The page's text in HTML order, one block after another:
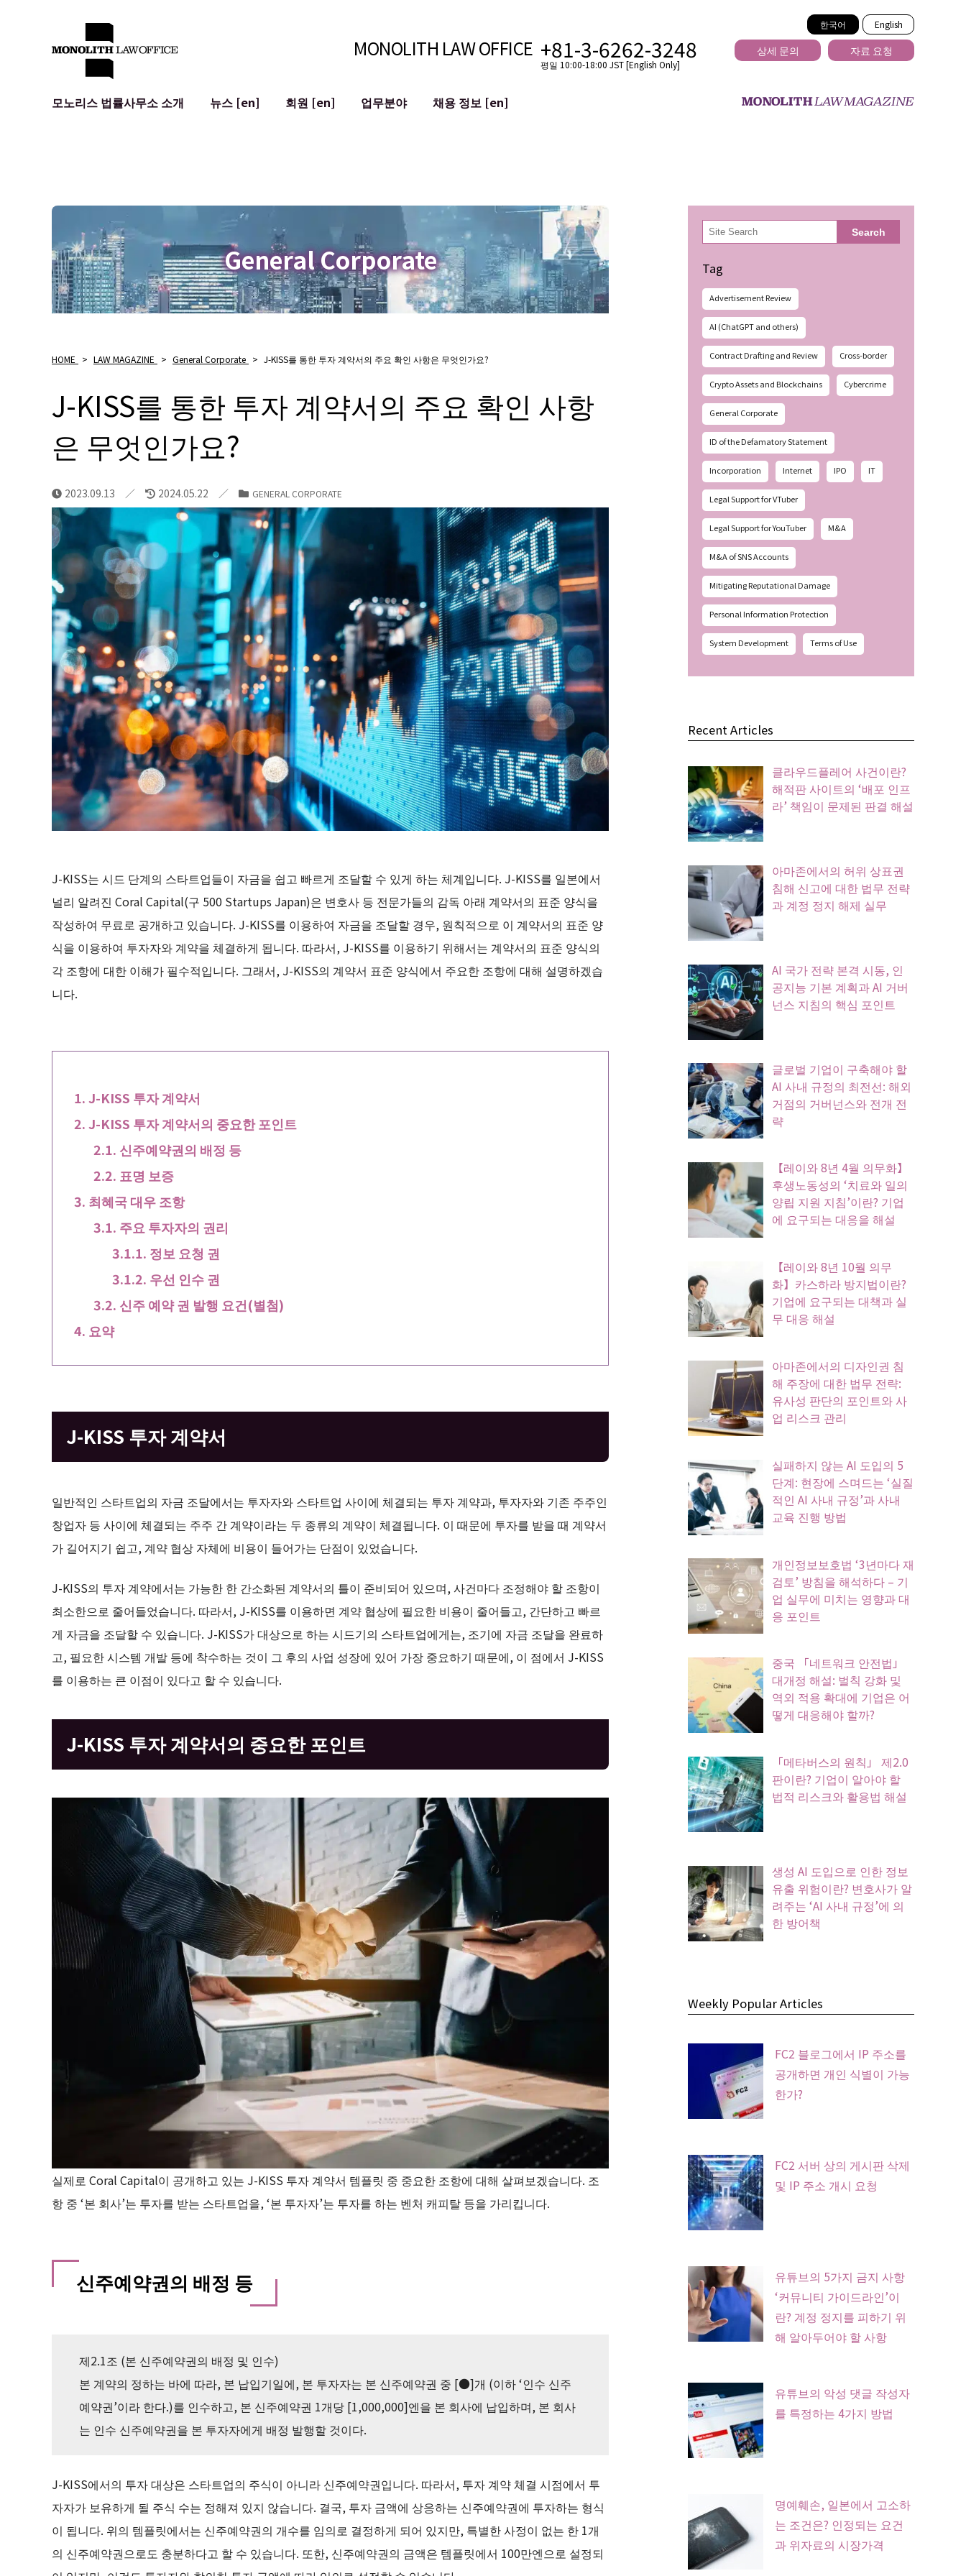
한국어 English
MONOLITH LAW OFFICE +81-3-6262-3248
평일 10:00-18:00 JST [English Only]
상세 문의 자료 요청
모노리스 법률사무소 소개
뉴스 [en] 회원 [en]
업무분야
개인정보 보호
광고 리뷰
사이버 범죄
평판 손상 완화
명예훼손 발언의 ID
채용 정보 [en]
General Corporate
HOME > LAW MAGAZINE > General Corporate > J-KISS를 통한 투자 계약서의 주요 확인 사항은 무엇인가요?
J-KISS를 통한 투자 계약서의 주요 확인 사항
은 무엇인가요?
2023.09.13 2024.05.22 GENERAL CORPORATE
J-KISS는 시드 단계의 스타트업들이 자금을 쉽고 빠르게 조달할 수 있게 하는 체계입니다. J-KISS를 일본에서
널리 알려진 Coral Capital(구 500 Startups Japan)은 변호사 등 전문가들의 감독 아래 계약서의 표준 양식을
작성하여 무료로 공개하고 있습니다. J-KISS를 이용하여 자금을 조달할 경우, 원칙적으로 이 계약서의 표준 양
식을 이용하여 투자자와 계약을 체결하게 됩니다. 따라서, J-KISS를 이용하기 위해서는 계약서의 표준 양식의
각 조항에 대한 이해가 필수적입니다. 그래서, J-KISS의 계약서 표준 양식에서 주요한 조항에 대해 설명하겠습
니다.
J-KISS 투자 계약서
J-KISS 투자 계약서의 중요한 포인트
신주예약권의 배정 등
표명 보증
최혜국 대우 조항
주요 투자자의 권리
정보 요청 권
우선 인수 권
신주 예약 권 발행 요건(별첨)
요약
J-KISS 투자 계약서
일반적인 스타트업의 자금 조달에서는 투자자와 스타트업 사이에 체결되는 투자 계약과, 투자자와 기존 주주인
창업자 등 사이에 체결되는 주주 간 계약이라는 두 종류의 계약이 체결됩니다. 이 때문에 투자를 받을 때 계약서
가 길어지기 쉽고, 계약 협상 자체에 비용이 들어가는 단점이 있었습니다.
J-KISS의 투자 계약에서는 가능한 한 간소화된 계약서의 틀이 준비되어 있으며, 사건마다 조정해야 할 조항이
최소한으로 줄어들었습니다. 따라서, J-KISS를 이용하면 계약 협상에 필요한 비용이 줄어들고, 간단하고 빠르
게 자금을 조달할 수 있습니다. J-KISS가 대상으로 하는 시드기의 스타트업에게는, 조기에 자금 조달을 완료하
고, 필요한 시스템 개발 등에 착수하는 것이 그 후의 사업 성장에 있어 가장 중요하기 때문에, 이 점에서 J-KISS
를 이용하는 큰 이점이 있다고 할 수 있습니다.
J-KISS 투자 계약서의 중요한 포인트
실제로 Coral Capital이 공개하고 있는 J-KISS 투자 계약서 템플릿 중 중요한 조항에 대해 살펴보겠습니다. 조
항 중 ‘본 회사’는 투자를 받는 스타트업을, ‘본 투자자’는 투자를 하는 벤처 캐피탈 등을 가리킵니다.
신주예약권의 배정 등
제2.1조 (본 신주예약권의 배정 및 인수)
본 계약의 정하는 바에 따라, 본 납입기일에, 본 투자자는 본 신주예약권 중 [●]개 (이하 ‘인수 신주
예약권’이라 한다.)를 인수하고, 본 신주예약권 1개당 [1,000,000]엔을 본 회사에 납입하며, 본 회사
는 인수 신주예약권을 본 투자자에게 배정 발행할 것이다.
J-KISS에서의 투자 대상은 스타트업의 주식이 아니라 신주예약권입니다. 따라서, 투자 계약 체결 시점에서 투
자자가 보유하게 될 주식 수는 정해져 있지 않습니다. 결국, 투자 금액에 상응하는 신주예약권에 투자하는 형식
이 됩니다. 위의 템플릿에서는 신주예약권의 개수를 임의로 결정하게 되어 있지만, 특별한 사정이 없는 한 1개
의 신주예약권으로도 충분하다고 할 수 있습니다. 또한, 신주예약권의 금액은 템플릿에서 100만엔으로 설정되
検
索 Search
Tag
Advertisement Review
AI (ChatGPT and others)
Contract Drafting and Review Cross-border
Crypto Assets and Blockchains Cybercrime
General Corporate
ID of the Defamatory Statement
Incorporation Internet IPO IT
Legal Support for VTuber
Legal Support for YouTuber M&A
M&A of SNS Accounts
Mitigating Reputational Damage
Personal Information Protection
System Development Terms of Use
Recent Articles
클라우드플레어 사건이란?
해적판 사이트의 ‘배포 인프
라’ 책임이 문제된 판결 해설
아마존에서의 허위 상표권
침해 신고에 대한 법무 전략
과 계정 정지 해제 실무
AI 국가 전략 본격 시동, 인
공지능 기본 계획과 AI 거버
넌스 지침의 핵심 포인트
글로벌 기업이 구축해야 할
AI 사내 규정의 최전선: 해외
거점의 거버넌스와 전개 전
략
【레이와 8년 4월 의무화】
후생노동성의 ‘치료와 일의
양립 지원 지침’이란? 기업
에 요구되는 대응을 해설
【레이와 8년 10월 의무
화】카스하라 방지법이란?
기업에 요구되는 대책과 실
무 대응 해설
아마존에서의 디자인권 침
해 주장에 대한 법무 전략:
유사성 판단의 포인트와 사
업 리스크 관리
실패하지 않는 AI 도입의 5
단계: 현장에 스며드는 ‘실질
적인 AI 사내 규정’과 사내
교육 진행 방법
개인정보보호법 ‘3년마다 재
검토’ 방침을 해석하다 – 기
업 실무에 미치는 영향과 대
응 포인트
중국 「네트워크 안전법」
대개정 해설: 벌칙 강화 및
역외 적용 확대에 기업은 어
떻게 대응해야 할까?
「메타버스의 원칙」 제2.0
판이란? 기업이 알아야 할
법적 리스크와 활용법 해설
생성 AI 도입으로 인한 정보
유출 위험이란? 변호사가 알
려주는 ‘AI 사내 규정’에 의
한 방어책
Weekly Popular Articles
FC2 블로그에서 IP 주소를
공개하면 개인 식별이 가능
한가?
FC2 서버 상의 게시판 삭제
및 IP 주소 개시 요청
유튜브의 5가지 금지 사항
‘커뮤니티 가이드라인’이
란? 계정 정지를 피하기 위
해 알아두어야 할 사항
유튜브의 악성 댓글 작성자
를 특정하는 4가지 방법
명예훼손, 일본에서 고소하
는 조건은? 인정되는 요건
과 위자료의 시장가격